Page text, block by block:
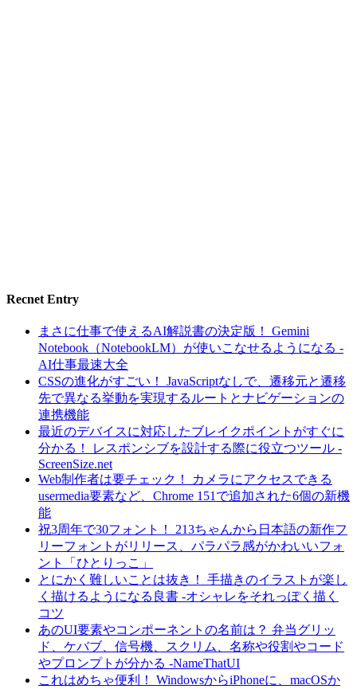
Recnet Entry
まさに仕事で使えるAI解説書の決定版！ Gemini
Notebook（NotebookLM）が使いこなせるようになる -
AI仕事最速大全
CSSの進化がすごい！ JavaScriptなしで、遷移元と遷移
先で異なる挙動を実現するルートとナビゲーションの
連携機能
最近のデバイスに対応したブレイクポイントがすぐに
分かる！ レスポンシブを設計する際に役立つツール -
ScreenSize.net
Web制作者は要チェック！ カメラにアクセスできる
usermedia要素など、Chrome 151で追加された6個の新機
能
祝3周年で30フォント！ 213ちゃんから日本語の新作フ
リーフォントがリリース、パラパラ感がかわいいフォ
ント「ひとりっこ」
とにかく難しいことは抜き！ 手描きのイラストが楽し
く描けるようになる良書 -オシャレをそれっぽく描く
コツ
あのUI要素やコンポーネントの名前は？ 弁当グリッ
ド、ケバブ、信号機、スクリム、名称や役割やコード
やプロンプトが分かる -NameThatUI
これはめちゃ便利！ WindowsからiPhoneに、macOSか